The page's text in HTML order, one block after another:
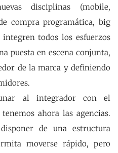
disciplinas (mobile,
compra programática, big
todos los esfuerzos
puesta en escena conjunta,
de la marca y definiendo
al integrador con el
ahora las agencias.
de una estructura
moverse rápido, pero